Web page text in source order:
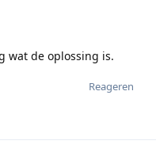
wat de oplossing is.
Reageren